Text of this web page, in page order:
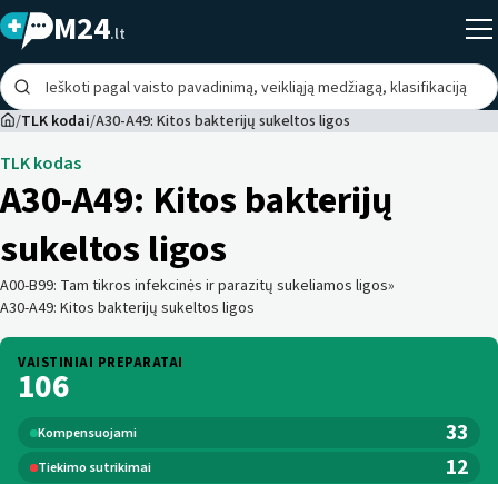
M24.lt
/TLK kodai/A30-A49: Kitos bakterijų sukeltos ligos
TLK kodas
A30-A49: Kitos bakterijų
sukeltos ligos
A00-B99: Tam tikros infekcinės ir parazitų sukeliamos ligos»
A30-A49: Kitos bakterijų sukeltos ligos
VAISTINIAI PREPARATAI
106
Kompensuojami 33
Tiekimo sutrikimai 12